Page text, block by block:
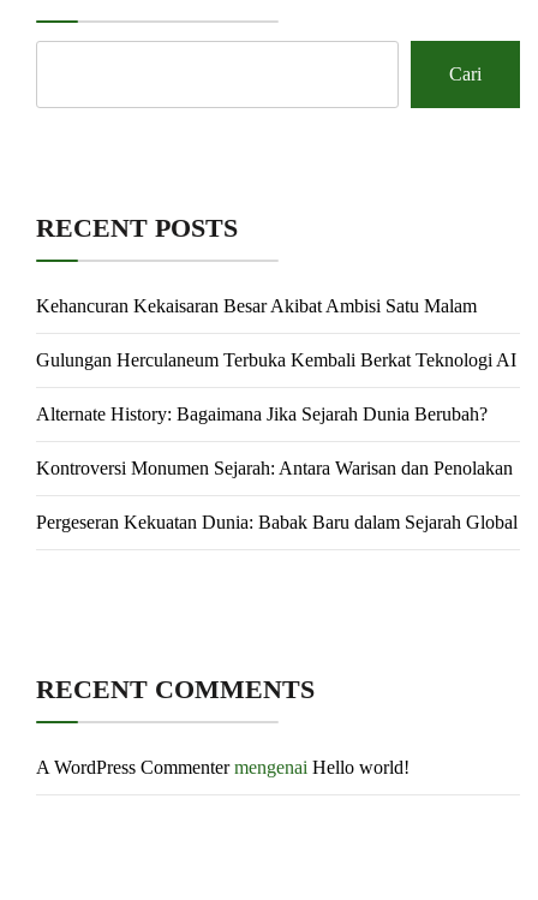
Cari
RECENT POSTS
Kehancuran Kekaisaran Besar Akibat Ambisi Satu Malam
Gulungan Herculaneum Terbuka Kembali Berkat Teknologi AI
Alternate History: Bagaimana Jika Sejarah Dunia Berubah?
Kontroversi Monumen Sejarah: Antara Warisan dan Penolakan
Pergeseran Kekuatan Dunia: Babak Baru dalam Sejarah Global
RECENT COMMENTS
A WordPress Commentermengenai Hello world!